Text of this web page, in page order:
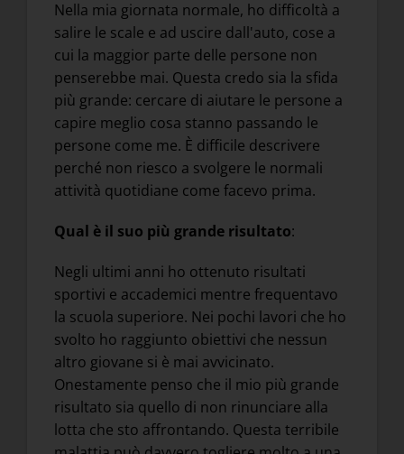
Nella mia giornata normale, ho difficoltà a
salire le scale e ad uscire dall'auto, cose a
cui la maggior parte delle persone non
penserebbe mai. Questa credo sia la sfida
più grande: cercare di aiutare le persone a
capire meglio cosa stanno passando le
persone come me. È difficile descrivere
perché non riesco a svolgere le normali
attività quotidiane come facevo prima.
Qual è il suo più grande risultato:
Negli ultimi anni ho ottenuto risultati
sportivi e accademici mentre frequentavo
la scuola superiore. Nei pochi lavori che ho
svolto ho raggiunto obiettivi che nessun
altro giovane si è mai avvicinato.
Onestamente penso che il mio più grande
risultato sia quello di non rinunciare alla
lotta che sto affrontando. Questa terribile